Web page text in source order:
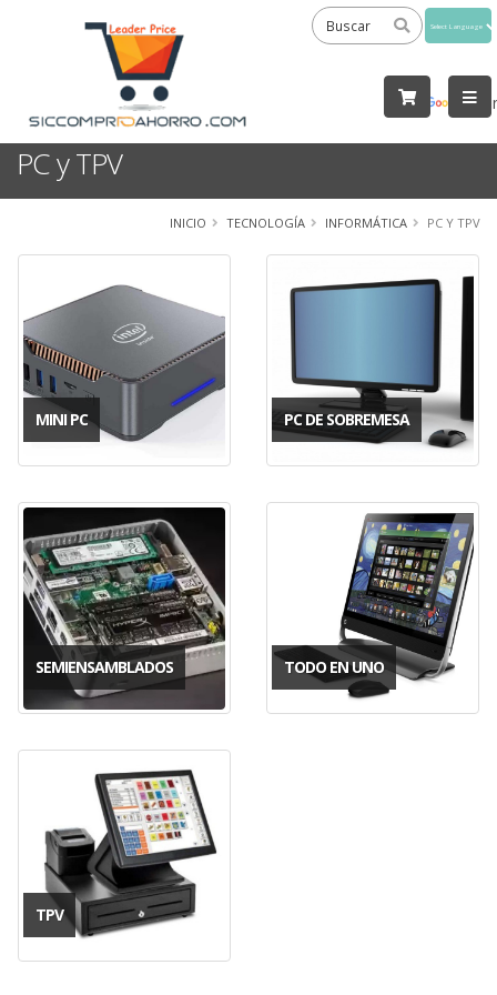
by
PC y TPV
INICIO TECNOLOGÍA INFORMÁTICA PC Y TPV
MINI PC PC DE SOBREMESA
SEMIENSAMBLADOS TODO EN UNO
TPV